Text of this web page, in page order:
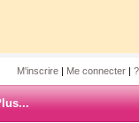
M'inscrire | Me connecter |